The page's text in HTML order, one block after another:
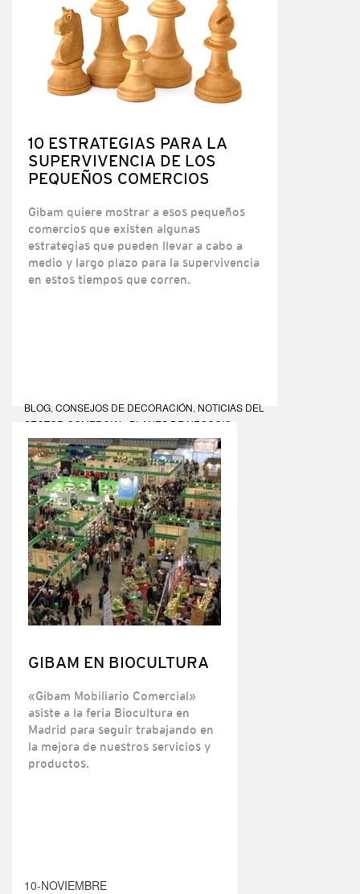
10 ESTRATEGIAS PARA LA
SUPERVIVENCIA DE LOS
PEQUEÑOS COMERCIOS
Gibam quiere mostrar a esos pequeños
comercios que existen algunas
estrategias que pueden llevar a cabo a
medio y largo plazo para la supervivencia
en estos tiempos que corren.
BLOG,CONSEJOS DE DECORACIÓN,NOTICIAS DEL
SECTOR COMERCIAL
PLANES DE NEGOCIO
GIBAM EN BIOCULTURA
«Gibam Mobiliario Comercial»
asiste a la feria Biocultura en
Madrid para seguir trabajando en
la mejora de nuestros servicios y
productos.
10-NOVIEMBRE